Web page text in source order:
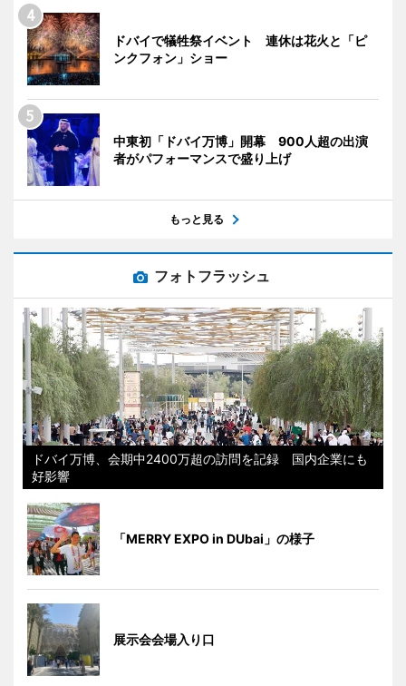
ドバイで犠牲祭イベント 連休は花火と「ピ
ンクフォン」ショー
中東初「ドバイ万博」開幕 900人超の出演
者がパフォーマンスで盛り上げ
もっと見る
フォトフラッシュ
ドバイ万博、会期中2400万超の訪問を記録 国内企業にも
好影響
「MERRY EXPO in DUbai」の様子
展示会会場入り口